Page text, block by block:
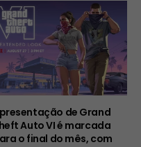
de Grand
Auto VI é marcada
o final do mês, com